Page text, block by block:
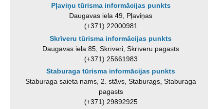
Pļaviņu tūrisma informācijas punkts
Daugavas iela 49, Pļaviņas
(+371) 22000981
Skrīveru tūrisma informācijas punkts
Daugavas iela 85, Skrīveri, Skrīveru pagasts
(+371) 25661983
Staburaga tūrisma informācijas punkts
Staburaga saieta nams, 2. stāvs, Staburags, Staburaga
pagasts
(+371) 29892925